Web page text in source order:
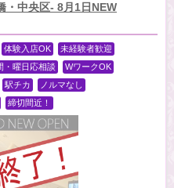
・中央区- 8月1日NEW
体験入店OK
未経験者歓迎
・曜日応相談
WワークOK
駅チカ
ノルマなし
締切間近！